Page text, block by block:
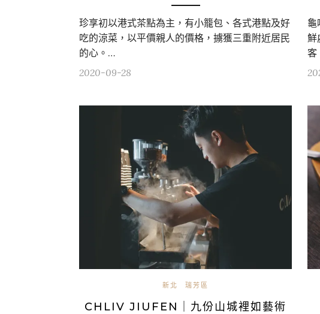
珍享初以港式茶點為主，有小籠包、各式港點及好
吃的涼菜，以平價親人的價格，擄獲三重附近居民
的心。…
2020-09-28
龜
鮮
客
新北 瑞芳區
CHLIV JIUFEN｜九份山城裡如藝術